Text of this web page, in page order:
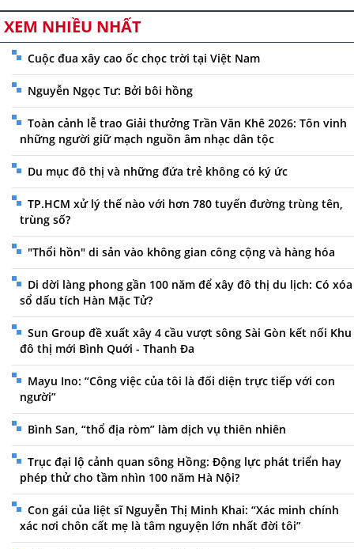
XEM NHIỀU NHẤT
Cuộc đua xây cao ốc chọc trời tại Việt Nam
Nguyễn Ngọc Tư: Bởi bôi hồng
Toàn cảnh lễ trao Giải thưởng Trần Văn Khê 2026: Tôn vinh
những người giữ mạch nguồn âm nhạc dân tộc
Du mục đô thị và những đứa trẻ không có ký ức
TP.HCM xử lý thế nào với hơn 780 tuyến đường trùng tên,
trùng số?
"Thổi hồn" di sản vào không gian công cộng và hàng hóa
Di dời làng phong gần 100 năm để xây đô thị du lịch: Có xóa
sổ dấu tích Hàn Mặc Tử?
Sun Group đề xuất xây 4 cầu vượt sông Sài Gòn kết nối Khu
đô thị mới Bình Quới - Thanh Đa
Mayu Ino: “Công việc của tôi là đối diện trực tiếp với con
người”
Bình San, “thổ địa ròm” làm dịch vụ thiên nhiên
Trục đại lộ cảnh quan sông Hồng: Động lực phát triển hay
phép thử cho tầm nhìn 100 năm Hà Nội?
Con gái của liệt sĩ Nguyễn Thị Minh Khai: “Xác minh chính
xác nơi chôn cất mẹ là tâm nguyện lớn nhất đời tôi”